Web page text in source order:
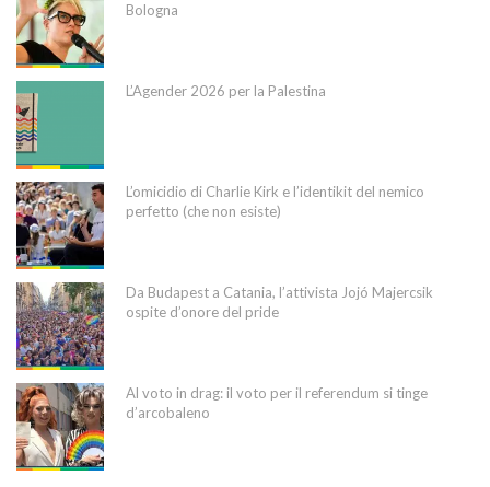
Bologna
L’Agender 2026 per la Palestina
L’omicidio di Charlie Kirk e l’identikit del nemico
perfetto (che non esiste)
Da Budapest a Catania, l’attivista Jojó Majercsik
ospite d’onore del pride
Al voto in drag: il voto per il referendum si tinge
d’arcobaleno